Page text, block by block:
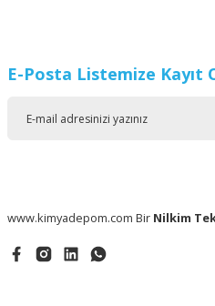
E-Posta Listemize Kayıt
www.kimyadepom.com Bir Nilkim